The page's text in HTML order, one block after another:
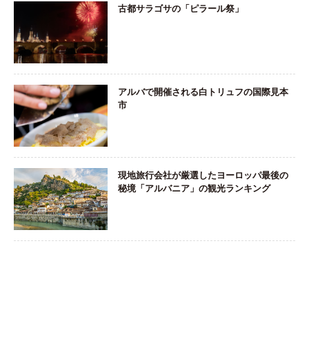
古都サラゴサの「ピラール祭」
アルバで開催される白トリュフの国際見本
市
現地旅行会社が厳選したヨーロッパ最後の
秘境「アルバニア」の観光ランキング